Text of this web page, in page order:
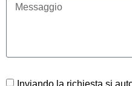
Inviando la richiesta si